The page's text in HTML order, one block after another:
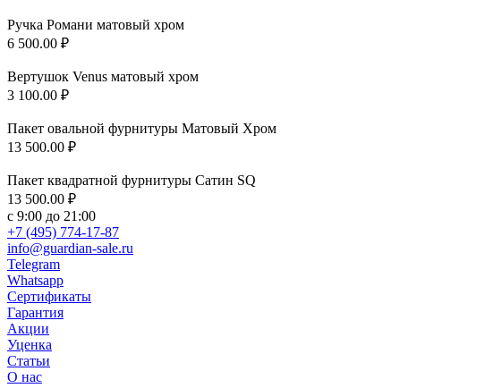
Ручка Романи матовый хром
6 500.00 ₽
Вертушок Venus матовый хром
3 100.00 ₽
Пакет овальной фурнитуры Матовый Хром
13 500.00 ₽
Пакет квадратной фурнитуры Сатин SQ
13 500.00 ₽
с 9:00 до 21:00
+7 (495) 774-17-87
info@guardian-sale.ru
Telegram
Whatsapp
Сертификаты
Гарантия
Акции
Уценка
Статьи
О нас